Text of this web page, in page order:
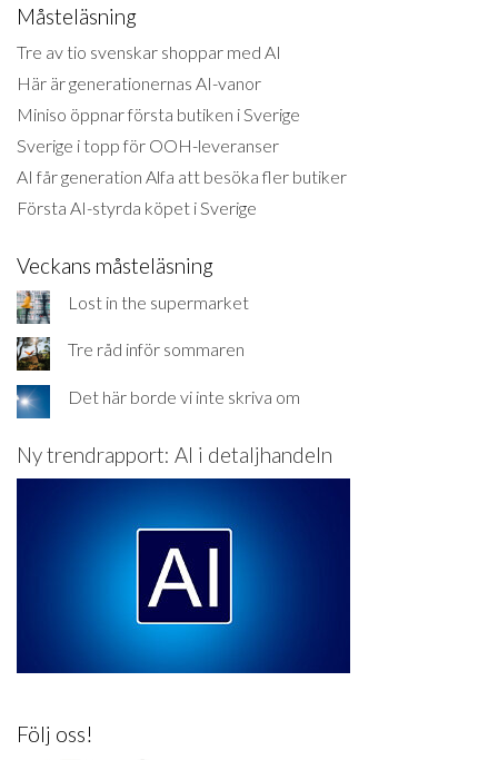
Måsteläsning
Tre av tio svenskar shoppar med AI
Här är generationernas AI-vanor
Miniso öppnar första butiken i Sverige
Sverige i topp för OOH-leveranser
AI får generation Alfa att besöka fler butiker
Första AI-styrda köpet i Sverige
Veckans måsteläsning
Lost in the supermarket
Tre råd inför sommaren
Det här borde vi inte skriva om
Ny trendrapport: AI i detaljhandeln
Följ oss!